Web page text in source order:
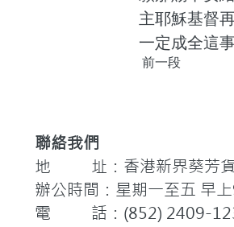
主耶穌基督
一定成全這
前一段
聯絡我們
地 址：香港新界葵芳貨
辦公時間：星期一至五 早
電 話：(852) 2409-